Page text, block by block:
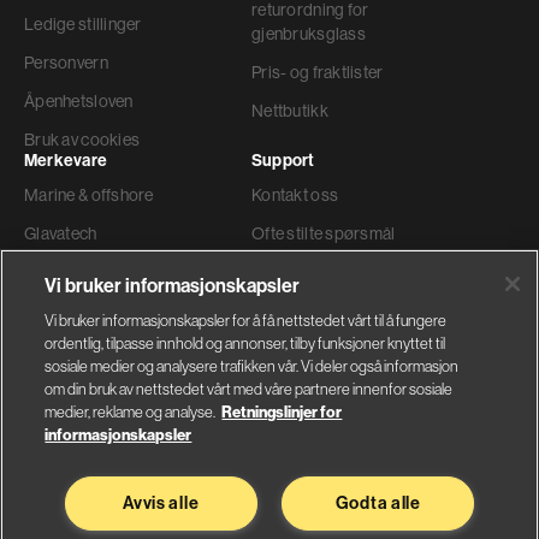
Ledige stillinger
Personvern
Åpenhetsloven
Bruk av cookies
returordning for
gjenbruksglass
Pris- og fraktlister
Nettbutikk
Merkevare
Marine & offshore
Glavatech
Weber
Support
Kontakt oss
Ofte stilte spørsmål
Ordre og levering
Faktura adresse
Glava AS
Nybråtveien 2
Saint-Gobain Byggevarer
Sandstuveien 68
Vi bruker informasjonskapsler
Vi bruker informasjonskapsler for å få nettstedet vårt til å fungere
ordentlig, tilpasse innhold og annonser, tilby funksjoner knyttet til
sosiale medier og analysere trafikken vår. Vi deler også informasjon
om din bruk av nettstedet vårt med våre partnere innenfor sosiale
medier, reklame og analyse. Retningslinjer for
informasjonskapsler
Godta alle
Avvis alle